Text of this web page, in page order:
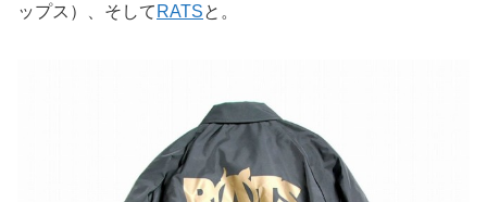
ップス）、そして RATSと。